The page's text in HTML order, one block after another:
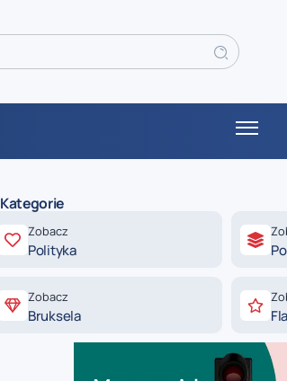
Kategorie
Zobacz
Polityka
Zobacz
Bruksela